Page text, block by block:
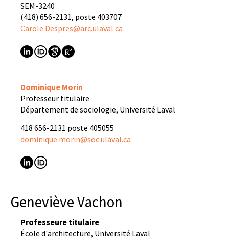
SEM-3240
(418) 656-2131, poste 403707
Carole.Despres@arc.ulaval.ca
Dominique Morin
Professeur titulaire
Département de sociologie, Université Laval
418 656-2131 poste 405055
dominique.morin@soc.ulaval.ca
Geneviève Vachon
Professeure titulaire
École d'architecture, Université Laval